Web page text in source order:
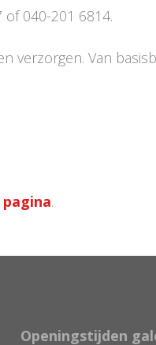
040-201 6814.
verzorgen. Van
pagina.
Openingstijden